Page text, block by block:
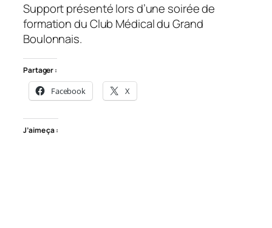
Support présenté lors d’une soirée de
formation du Club Médical du Grand
Boulonnais.
Partager :
Facebook X
J’aime ça :